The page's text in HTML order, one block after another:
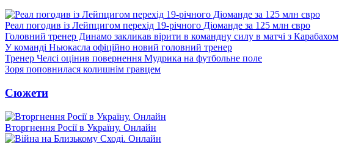
Реал погодив із Лейпцигом перехід 19-річного Діоманде за 125 млн євро
Головний тренер Динамо закликав вірити в командну силу в матчі з Карабахом
У команді Ньюкасла офіційно новий головний тренер
Тренер Челсі оцінив повернення Мудрика на футбольне поле
Зоря поповнилася колишнім гравцем
Сюжети
Вторгнення Росії в Україну. Онлайн